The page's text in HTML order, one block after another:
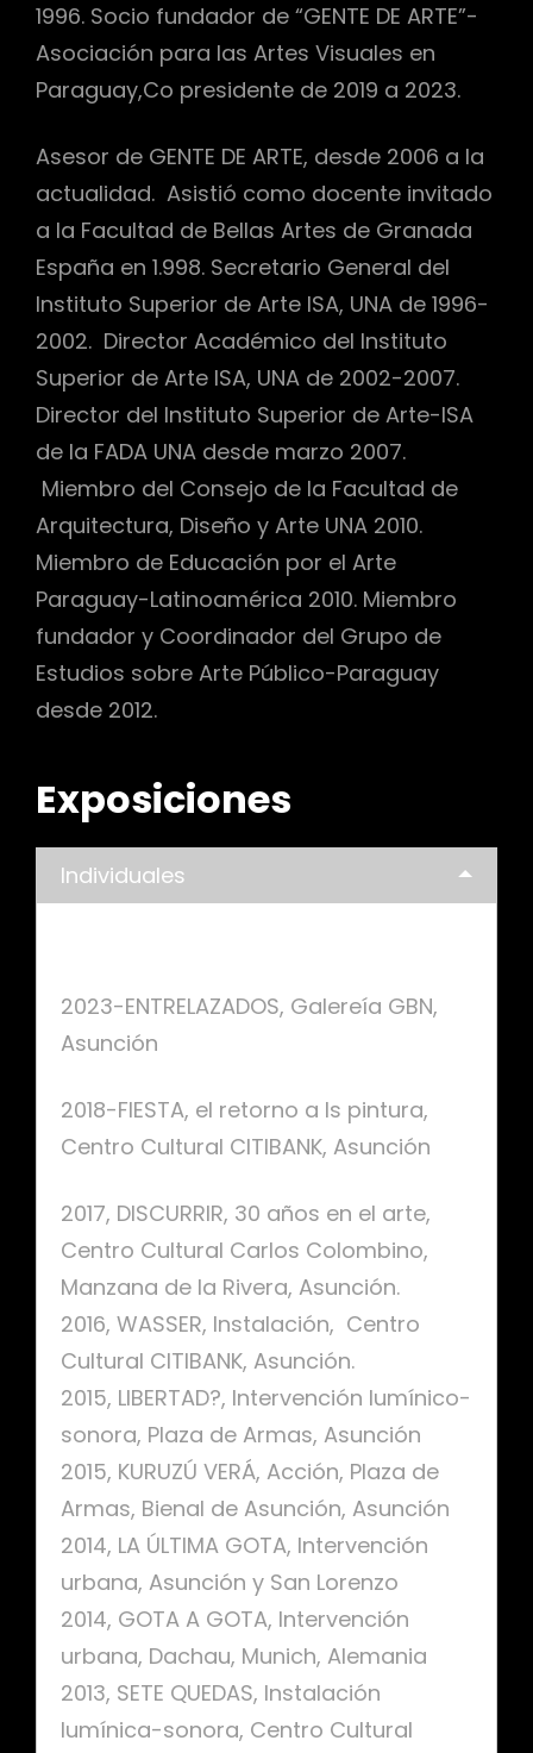
1996. Socio fundador de “GENTE DE ARTE”-
Asociación para las Artes Visuales en
Paraguay,Co presidente de 2019 a 2023.
Asesor de GENTE DE ARTE, desde 2006 a la
actualidad. Asistió como docente invitado
a la Facultad de Bellas Artes de Granada
España en 1.998. Secretario General del
Instituto Superior de Arte ISA, UNA de 1996-
2002. Director Académico del Instituto
Superior de Arte ISA, UNA de 2002-2007.
Director del Instituto Superior de Arte-ISA
de la FADA UNA desde marzo 2007.
Miembro del Consejo de la Facultad de
Arquitectura, Diseño y Arte UNA 2010.
Miembro de Educación por el Arte
Paraguay-Latinoamérica 2010. Miembro
fundador y Coordinador del Grupo de
Estudios sobre Arte Público-Paraguay
desde 2012.
Exposiciones
Individuales
2023-ENTRELAZADOS, Galereía GBN,
Asunción
2018-FIESTA, el retorno a ls pintura,
Centro Cultural CITIBANK, Asunción
2017, DISCURRIR, 30 años en el arte,
Centro Cultural Carlos Colombino,
Manzana de la Rivera, Asunción.
2016, WASSER, Instalación, Centro
Cultural CITIBANK, Asunción.
2015, LIBERTAD?, Intervención lumínico-
sonora, Plaza de Armas, Asunción
2015, KURUZÚ VERÁ, Acción, Plaza de
Armas, Bienal de Asunción, Asunción
2014, LA ÚLTIMA GOTA, Intervención
urbana, Asunción y San Lorenzo
2014, GOTA A GOTA, Intervención
urbana, Dachau, Munich, Alemania
2013, SETE QUEDAS, Instalación
lumínica-sonora, Centro Cultural